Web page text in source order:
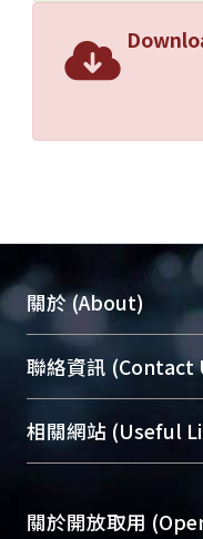
關於 (About)
臺大位居世界頂尖
展現本校豐碩的研
機構典藏（NTUR）
台，成為臺大學術
成果。
聯絡資訊 (Contact
總館學科館員(Main
醫學圖書館學科館
Sciences Library)
相關網站 (Useful
關於開放取用